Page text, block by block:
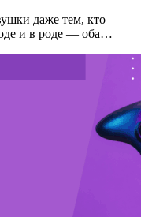
даже тем, кто
и в роде — оба…